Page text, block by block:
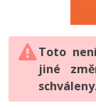
SQL
PHP
Python
C#
PHP
Toto
jiné
schváleny.